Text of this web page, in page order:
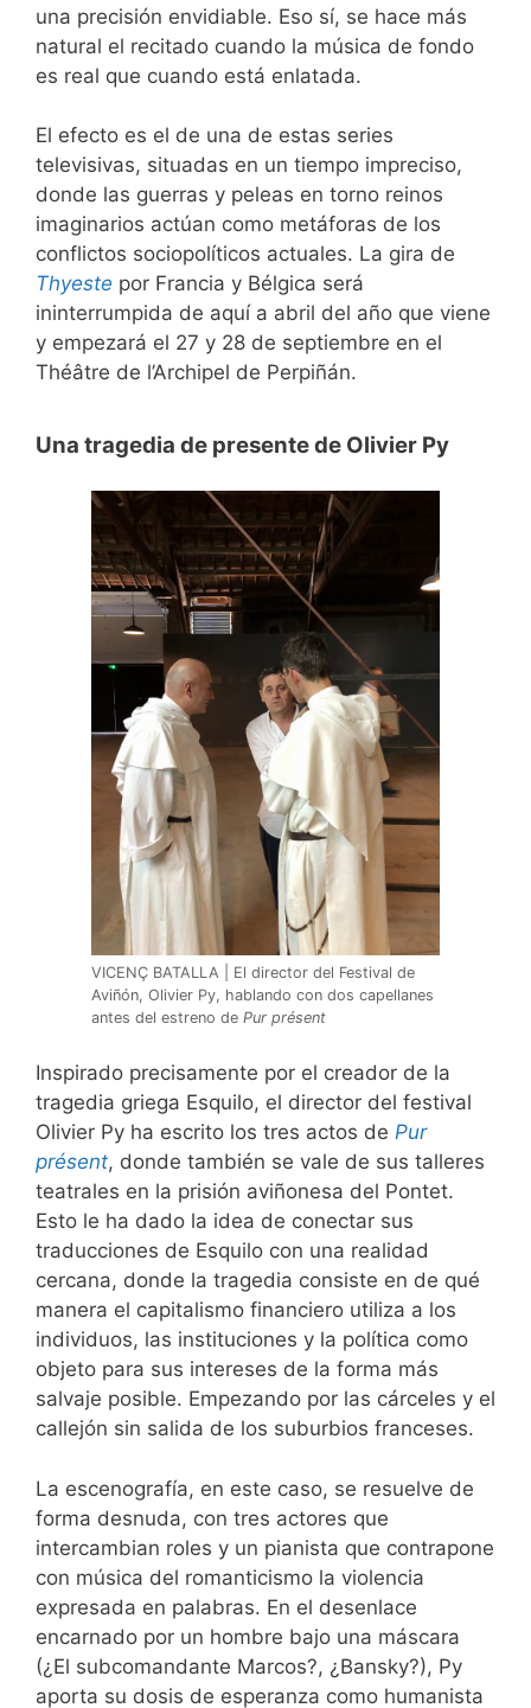
una precisión envidiable. Eso sí, se hace más
natural el recitado cuando la música de fondo
es real que cuando está enlatada.
El efecto es el de una de estas series
televisivas, situadas en un tiempo impreciso,
donde las guerras y peleas en torno reinos
imaginarios actúan como metáforas de los
conflictos sociopolíticos actuales. La gira de
Thyeste por Francia y Bélgica será
ininterrumpida de aquí a abril del año que viene
y empezará el 27 y 28 de septiembre en el
Théâtre de l’Archipel de Perpiñán.
Una tragedia de presente de Olivier Py
VICENÇ BATALLA | El director del Festival de
Aviñón, Olivier Py, hablando con dos capellanes
antes del estreno de Pur présent
Inspirado precisamente por el creador de la
tragedia griega Esquilo, el director del festival
Olivier Py ha escrito los tres actos de Pur
présent, donde también se vale de sus talleres
teatrales en la prisión aviñonesa del Pontet.
Esto le ha dado la idea de conectar sus
traducciones de Esquilo con una realidad
cercana, donde la tragedia consiste en de qué
manera el capitalismo financiero utiliza a los
individuos, las instituciones y la política como
objeto para sus intereses de la forma más
salvaje posible. Empezando por las cárceles y el
callejón sin salida de los suburbios franceses.
La escenografía, en este caso, se resuelve de
forma desnuda, con tres actores que
intercambian roles y un pianista que contrapone
con música del romanticismo la violencia
expresada en palabras. En el desenlace
encarnado por un hombre bajo una máscara
(¿El subcomandante Marcos?, ¿Bansky?), Py
aporta su dosis de esperanza como humanista